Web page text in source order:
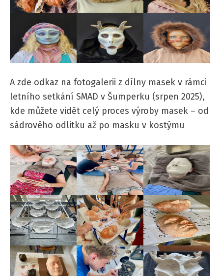
A zde odkaz na fotogalerii z dílny masek v rámci
letního setkání SMAD v Šumperku (srpen 2025),
kde můžete vidět celý proces výroby masek – od
sádrového odlitku až po masku v kostýmu